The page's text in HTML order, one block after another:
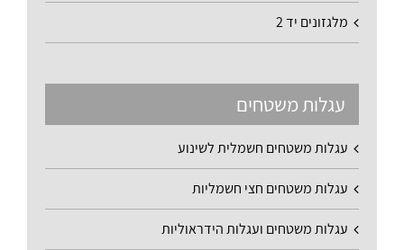
מלגזונים יד 2
עגלות משטחים
עגלות משטחים חשמלית לשינוע
עגלות משטחים חצי חשמליות
עגלות משטחים ועגלות הידראוליות